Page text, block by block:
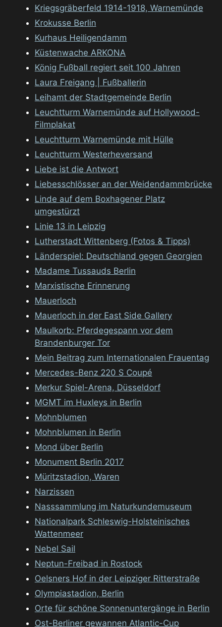
Kriegsgräberfeld 1914-1918, Warnemünde
Krokusse Berlin
Kurhaus Heiligendamm
Küstenwache ARKONA
König Fußball regiert seit 100 Jahren
Laura Freigang | Fußballerin
Leihamt der Stadtgemeinde Berlin
Leuchtturm Warnemünde auf Hollywood-
Filmplakat
Leuchtturm Warnemünde mit Hülle
Leuchtturm Westerheversand
Liebe ist die Antwort
Liebesschlösser an der Weidendammbrücke
Linde auf dem Boxhagener Platz
umgestürzt
Linie 13 in Leipzig
Lutherstadt Wittenberg (Fotos & Tipps)
Länderspiel: Deutschland gegen Georgien
Madame Tussauds Berlin
Marxistische Erinnerung
Mauerloch
Mauerloch in der East Side Gallery
Maulkorb: Pferdegespann vor dem
Brandenburger Tor
Mein Beitrag zum Internationalen Frauentag
Mercedes-Benz 220 S Coupé
Merkur Spiel-Arena, Düsseldorf
MGMT im Huxleys in Berlin
Mohnblumen
Mohnblumen in Berlin
Mond über Berlin
Monument Berlin 2017
Müritzstadion, Waren
Narzissen
Nasssammlung im Naturkundemuseum
Nationalpark Schleswig-Holsteinisches
Wattenmeer
Nebel Sail
Neptun-Freibad in Rostock
Oelsners Hof in der Leipziger Ritterstraße
Olympiastadion, Berlin
Orte für schöne Sonnenuntergänge in Berlin
Ost-Berliner gewannen Atlantic-Cup